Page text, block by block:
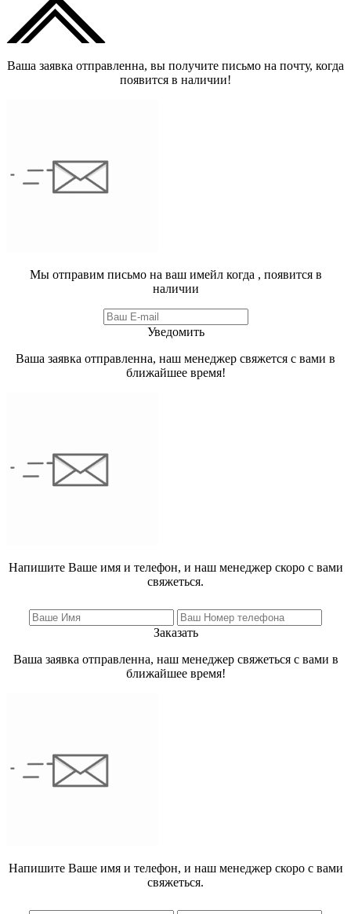
Ваша заявка отправленна, вы получите письмо на почту, когда
появится в наличии!
Мы отправим письмо на ваш имейл когда , появится в
наличии
Уведомить
Ваша заявка отправленна, наш менеджер свяжется с вами в
ближайшее время!
Напишите Ваше имя и телефон, и наш менеджер скоро с вами
свяжеться.
Заказать
Ваша заявка отправленна, наш менеджер свяжеться с вами в
ближайшее время!
Напишите Ваше имя и телефон, и наш менеджер скоро с вами
свяжеться.